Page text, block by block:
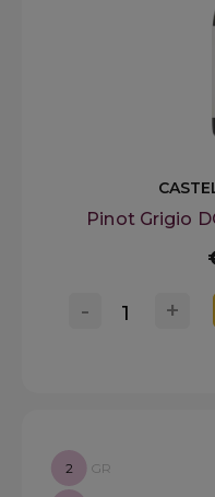
Pinot Grigio
+
-
2 GR